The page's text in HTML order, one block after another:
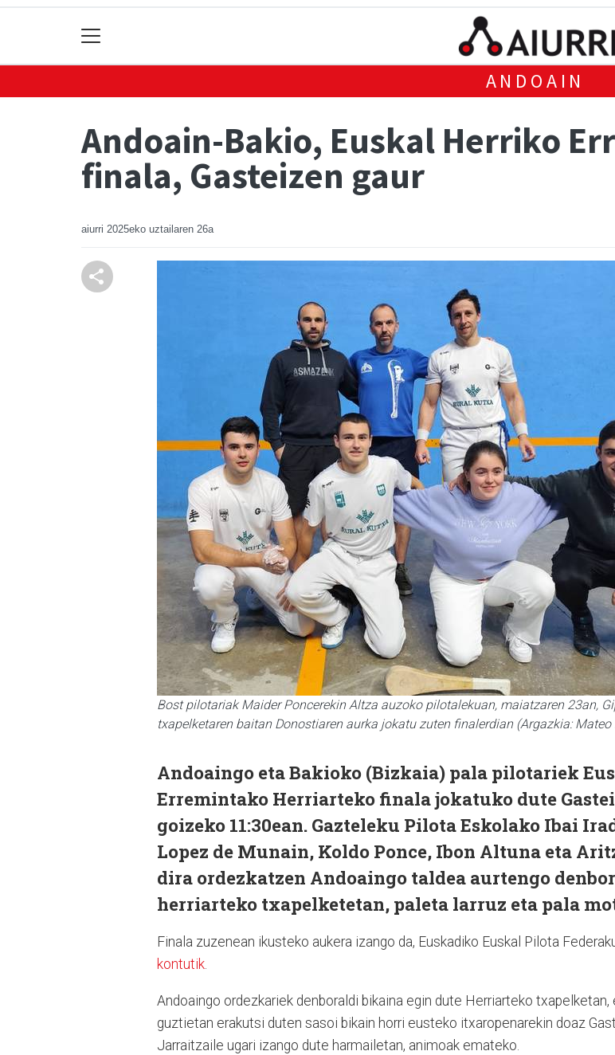
ANDOAIN
Andoain-Bakio, Euskal Herriko
finala, Gasteizen gaur
aiurri 2025eko uztailaren 26a
Bost pilotariak Maider Poncerekin Altza auzoko pilotalekuan, maiatzaren 23an,
txapelketaren baitan Donostiaren aurka jokatu zuten finalerdian (Argazkia: Mateo
Andoaingo eta Bakioko (Bizkaia) pala pilotariek
Erremintako Herriarteko finala jokatuko dute
goizeko 11:30ean. Gazteleku Pilota Eskolako Ibai
Lopez de Munain, Koldo Ponce, Ibon Altuna eta
dira ordezkatzen Andoaingo taldea aurtengo
herriarteko txapelketetan, paleta larruz eta pala
Finala zuzenean ikusteko aukera izango da, Euskadiko Euskal Pilota
kontutik.
Andoaingo ordezkariek denboraldi bikaina egin dute Herriarteko txapelketan,
guztietan erakutsi duten sasoi bikain horri eusteko itxaropenarekin doaz
Jarraitzaile ugari izango dute harmailetan, animoak emateko.